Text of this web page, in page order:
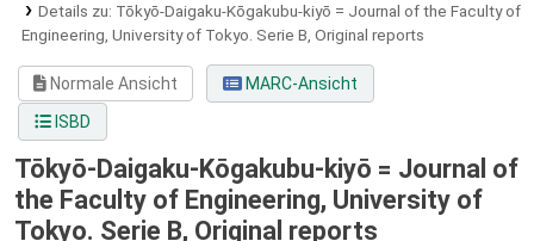
Details zu: Tōkyō-Daigaku-Kōgakubu-kiyō = Journal of the Faculty of
Engineering, University of Tokyo. Serie B, Original reports
Normale Ansicht
MARC-Ansicht
ISBD
Tōkyō-Daigaku-Kōgakubu-kiyō = Journal of
the Faculty of Engineering, University of
Tokyo. Serie B, Original reports